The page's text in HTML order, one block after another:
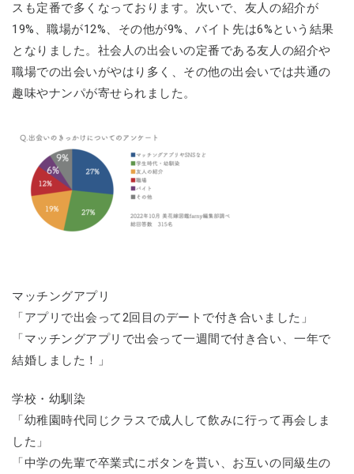
スも定番で多くなっております。次いで、友人の紹介が
19%、職場が12%、その他が9%、バイト先は6%という結果
となりました。社会人の出会いの定番である友人の紹介や
職場での出会いがやはり多く、その他の出会いでは共通の
趣味やナンパが寄せられました。
マッチングアプリ
「アプリで出会って2回目のデートで付き合いました」
「マッチングアプリで出会って一週間で付き合い、一年で
結婚しました！」
学校・幼馴染
「幼稚園時代同じクラスで成人して飲みに行って再会しま
した」
「中学の先輩で卒業式にボタンを貰い、お互いの同級生の